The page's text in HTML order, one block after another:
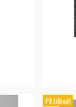
På tilbud!